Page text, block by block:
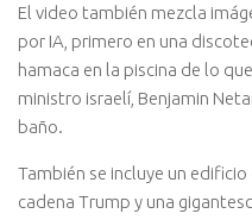
El video también mezcla
por IA, primero en una
hamaca en la piscina de lo
ministro israelí, Benjamin
baño.
También se incluye un
cadena Trump y una